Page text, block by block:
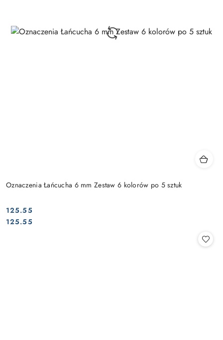
Oznaczenia Łańcucha 6 mm Zestaw 6 kolorów po 5 sztuk
Cena:
125.55
Cena:
125.55